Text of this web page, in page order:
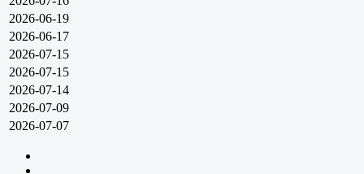
2026-06-19
2026-06-17
2026-07-15
2026-07-15
2026-07-14
2026-07-09
2026-07-07